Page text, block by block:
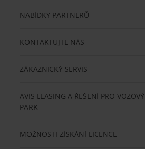
NABÍDKY PARTNERŮ
KONTAKTUJTE NÁS
ZÁKAZNICKÝ SERVIS
AVIS LEASING A ŘEŠENÍ PRO VOZOVÝ
PARK
MOŽNOSTI ZÍSKÁNÍ LICENCE